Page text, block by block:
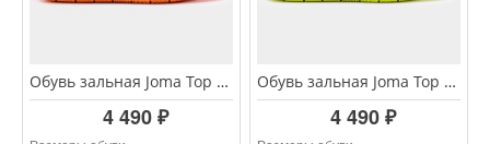
Обувь зальная Joma Top Flex JR TPJW.2433.IN
4 490 ₽
Обувь зальная Joma Top Flex JR TPJW.2403.INV
4 490 ₽